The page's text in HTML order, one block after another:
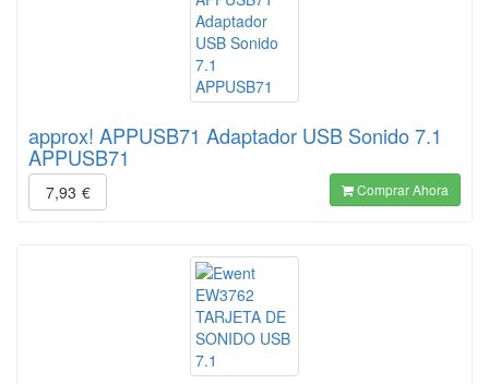
approx! APPUSB71 Adaptador USB Sonido 7.1
APPUSB71
7,93 € Comprar Ahora